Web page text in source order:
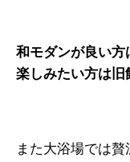
和モダンが良い方
楽しみたい方は旧
また大浴場では